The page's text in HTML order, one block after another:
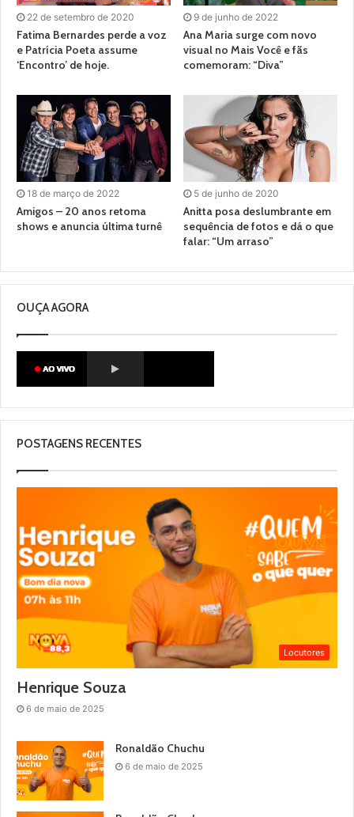
22 de setembro de 2020
Fatima Bernardes perde a voz
e Patrícia Poeta assume
‘Encontro’ de hoje.
9 de junho de 2022
Ana Maria surge com novo
visual no Mais Você e fãs
comemoram: “Diva”
18 de março de 2022
Amigos – 20 anos retoma
shows e anuncia última turnê
5 de junho de 2020
Anitta posa deslumbrante em
sequência de fotos e dá o que
falar: “Um arraso”
OUÇA AGORA
POSTAGENS RECENTES
Locutores
Henrique Souza
6 de maio de 2025
Ronaldão Chuchu
6 de maio de 2025